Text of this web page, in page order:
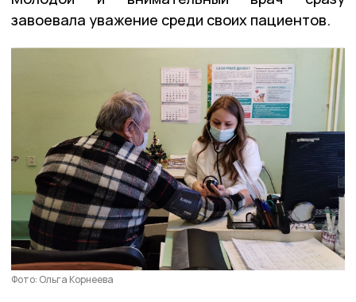
завоевала уважение среди своих пациентов.
Фото: Ольга Корнеева